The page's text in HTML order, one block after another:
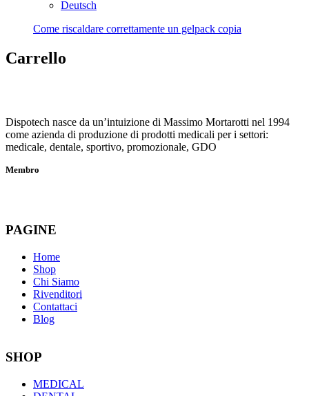
Deutsch
Come riscaldare correttamente un gelpack copia
Carrello
Dispotech nasce da un’intuizione di Massimo Mortarotti nel 1994
come azienda di produzione di prodotti medicali per i settori:
medicale, dentale, sportivo, promozionale, GDO
Membro
PAGINE
Home
Shop
Chi Siamo
Rivenditori
Contattaci
Blog
SHOP
MEDICAL